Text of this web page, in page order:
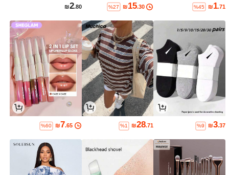
₪1.71
%45
₪15.30
%27
₪2.80
₪3.37
%9
₪28.71
%1
₪7.65
%60